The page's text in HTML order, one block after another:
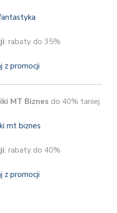
: rabaty do 35%
z promocji
MT Biznes do 40% taniej.
: rabaty do 40%
z promocji